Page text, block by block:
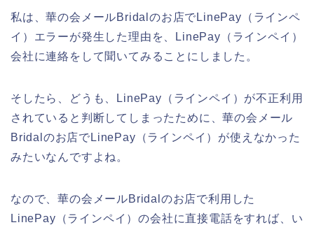
私は、華の会メールBridalのお店でLinePay（ラインペ
イ）エラーが発生した理由を、LinePay（ラインペイ）
会社に連絡をして聞いてみることにしました。
そしたら、どうも、LinePay（ラインペイ）が不正利用
されていると判断してしまったために、華の会メール
Bridalのお店でLinePay（ラインペイ）が使えなかった
みたいなんですよね。
なので、華の会メールBridalのお店で利用した
LinePay（ラインペイ）の会社に直接電話をすれば、い